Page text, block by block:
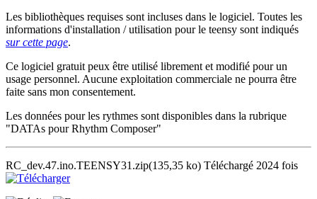
Les bibliothèques requises sont incluses dans le logiciel. Toutes les
informations d'installation / utilisation pour le teensy sont indiqués
sur cette page.
Ce logiciel gratuit peux être utilisé librement et modifié pour un
usage personnel. Aucune exploitation commerciale ne pourra être
faite sans mon consentement.
Les données pour les rythmes sont disponibles dans la rubrique
"DATAs pour Rhythm Composer"
RC_dev.47.ino.TEENSY31.zip(135,35 ko) Téléchargé 2024 fois